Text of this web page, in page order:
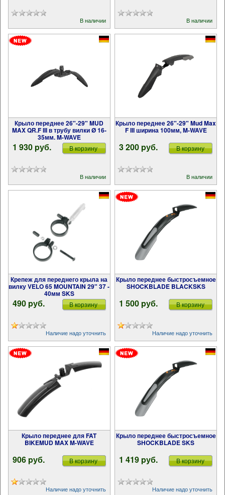
В наличии В наличии
Крыло переднее 26"-29" MUD
MAX QR.F III в трубу вилки Ø 16-
35мм. M-WAVE
1 930 pуб. В корзину
В наличии
Крыло переднее 26"-29" Mud Max
F III ширина 100мм, M-WAVE
3 200 pуб. В корзину
В наличии
Крепеж для переднего крыла на
вилку VELO 65 MOUNTAIN 29" 37 -
40мм SKS
490 pуб. В корзину
Наличие надо уточнить
Крыло переднее быстросъемное
SHOCKBLADE BLACKSKS
1 500 pуб. В корзину
Наличие надо уточнить
Крыло переднее для FAT
BIKEMUD MAX M-WAVE
906 pуб. В корзину
Наличие надо уточнить
Крыло переднее быстросъемное
SHOCKBLADE SKS
1 419 pуб. В корзину
Наличие надо уточнить